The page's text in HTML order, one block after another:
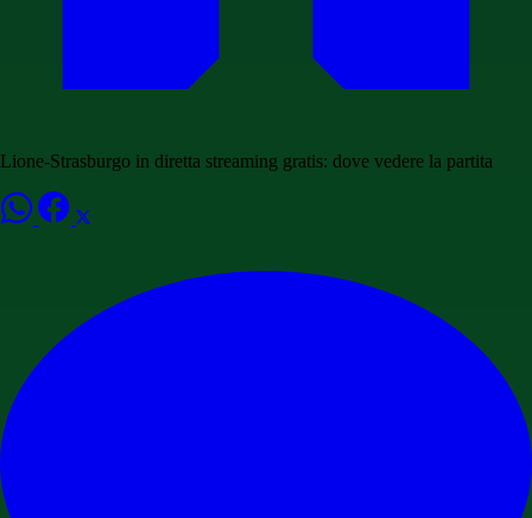
Lione-Strasburgo in diretta streaming gratis: dove vedere la partita